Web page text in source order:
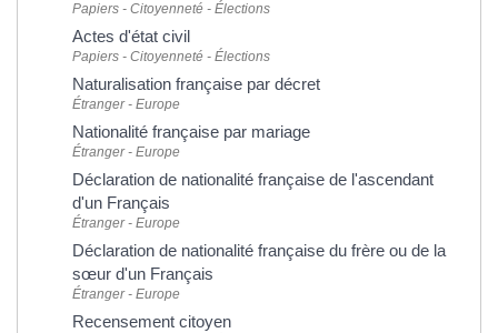
Papiers - Citoyenneté - Élections
Actes d'état civil
Papiers - Citoyenneté - Élections
Naturalisation française par décret
Étranger - Europe
Nationalité française par mariage
Étranger - Europe
Déclaration de nationalité française de l'ascendant
d'un Français
Étranger - Europe
Déclaration de nationalité française du frère ou de la
sœur d'un Français
Étranger - Europe
Recensement citoyen